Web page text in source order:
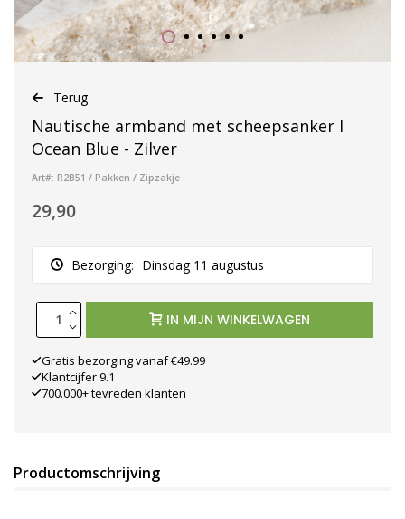
Terug
Nautische armband met scheepsanker I
Ocean Blue - Zilver
Art#: R2B51 / Pakken / Zipzakje
29,90
Bezorging: Dinsdag 11 augustus
IN MIJN WINKELWAGEN
Gratis bezorging vanaf €49.99
Klantcijfer 9.1
700.000+ tevreden klanten
Productomschrijving